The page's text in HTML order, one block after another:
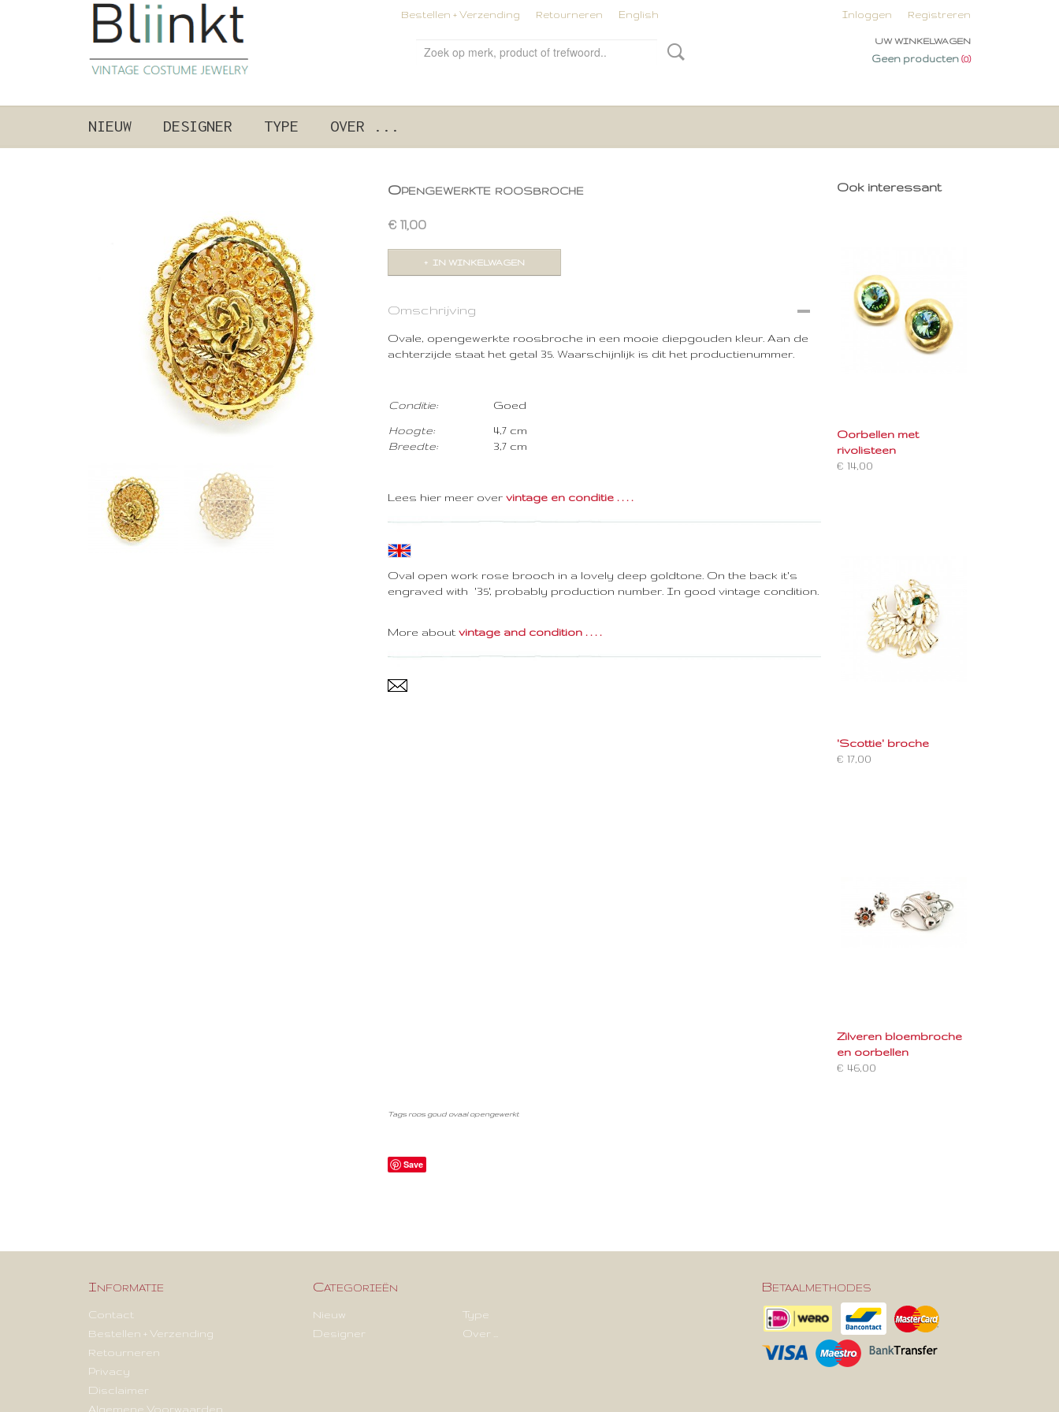
Bestellen + Verzending Retourneren English Inloggen Registreren
UW WINKELWAGEN
Geen producten (0)
NIEUW DESIGNER TYPE OVER ...
Opengewerkte roosbroche
€ 11,00
IN WINKELWAGEN
Omschrijving
Ovale, opengewerkte roosbroche in een mooie diepgouden kleur. Aan de
achterzijde staat het getal 35. Waarschijnlijk is dit het productienummer.
Conditie:
Hoogte:
Breedte:
Goed
4,7 cm
3,7 cm
Lees hier meer over vintage en conditie . . . .
Oval open work rose brooch in a lovely deep goldtone. On the back it's
engraved with '35', probably production number. In good vintage condition.
More about vintage and condition . . . .
Tags roos goud ovaal opengewerkt
Save
Ook interessant
Oorbellen met
rivolisteen
€ 14,00
'Scottie' broche
€ 17,00
Zilveren bloembroche
en oorbellen
€ 46,00
Informatie
Contact
Bestellen + Verzending
Retourneren
Privacy
Disclaimer
Algemene Voorwaarden
Categorieën
Nieuw
Designer
Type
Over ...
Betaalmethodes